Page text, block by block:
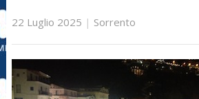
22 Luglio 2025 | Sorrento